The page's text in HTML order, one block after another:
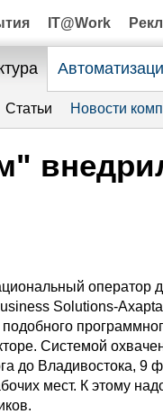
IT@Work
Статьи Новости
оператор
Solutions-
Системой
до Владивостока, 9
мест. К этому